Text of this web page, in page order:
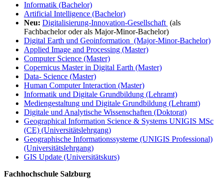
Informatik (Bachelor)
Artificial Intelligence (Bachelor)
Neu: Digitalisierung-Innovation-Gesellschaft (als
Fachbachelor oder als Major-Minor-Bachelor)
Digital Earth und Geoinformation (Major-Minor-Bachelor)
Applied Image and Processing (Master)
Computer Science (Master)
Copernicus Master in Digital Earth (Master)
Data- Science (Master)
Human Computer Interaction (Master)
Informatik und Digitale Grundbildung (Lehramt)
Mediengestaltung und Digitale Grundbildung (Lehramt)
Digitale und Analytische Wissenschaften (Doktorat)
Geographical Information Science & Systems UNIGIS MSc
(CE) (Universitätslehrgang)
Geographische Informationssysteme (UNIGIS Professional)
(Universitätslehrgang)
GIS Update (Universitätskurs)
Fachhochschule Salzburg